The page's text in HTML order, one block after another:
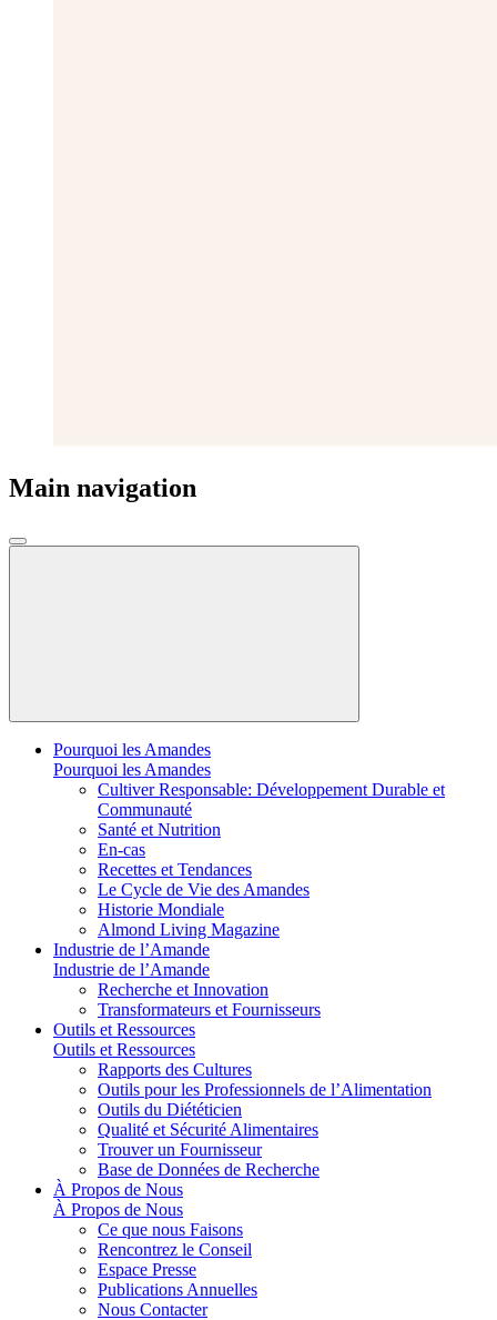
Main navigation
Pourquoi les Amandes
Pourquoi les Amandes
Cultiver Responsable: Développement Durable et
Communauté
Santé et Nutrition
En-cas
Recettes et Tendances
Le Cycle de Vie des Amandes
Historie Mondiale
Almond Living Magazine
Industrie de l’Amande
Industrie de l’Amande
Recherche et Innovation
Transformateurs et Fournisseurs
Outils et Ressources
Outils et Ressources
Rapports des Cultures
Outils pour les Professionnels de l’Alimentation
Outils du Diététicien
Qualité et Sécurité Alimentaires
Trouver un Fournisseur
Base de Données de Recherche
À Propos de Nous
À Propos de Nous
Ce que nous Faisons
Rencontrez le Conseil
Espace Presse
Publications Annuelles
Nous Contacter